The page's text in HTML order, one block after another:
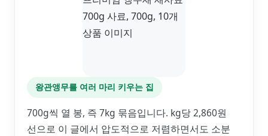
왕관앵무를 여러 마리 키우는 집
700g씩 열 봉, 즉 7kg 묶음입니다. kg당 2,860원
선으로 이 글에서 압도적으로 저렴하면서도 소분